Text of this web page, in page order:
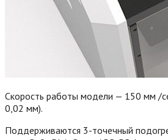
Скорость работы модели — 150 мм /
0,02 мм).
Поддерживаются 3-точечный